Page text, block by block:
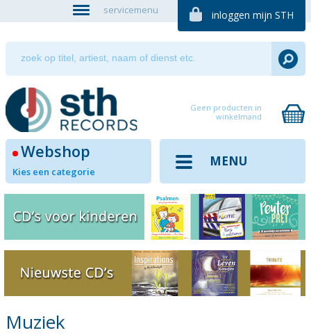
servicemenu inloggen mijn STH
Geen producten in
winkelmand
Webshop
Kies een categorie
MENU
Muziek